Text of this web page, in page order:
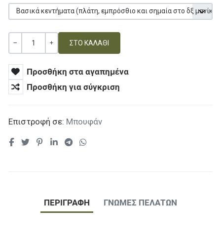
Βασικά κεντήματα (πλάτη, εμπρόσθιο και σημαία στο δξ μανίκι)
Ποσότητα
Προσθήκη στα αγαπημένα
Προσθήκη για σύγκριση
Επιστροφή σε: Μπουφάν
ΠΕΡΙΓΡΑΦΉ ΓΝΏΜΕΣ ΠΕΛΑΤΏΝ